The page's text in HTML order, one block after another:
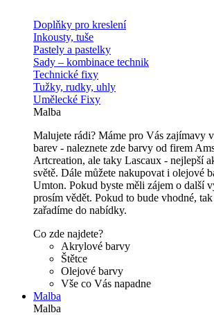
Doplňky pro kreslení
Inkousty, tuše
Pastely a pastelky
Sady – kombinace technik
Technické fixy
Tužky, rudky, uhly
Umělecké Fixy
Malba
Malujete rádi? Máme pro Vás zajímavy
barev - naleznete zde barvy od firem
Artcreation, ale taky Lascaux - nejlepší
světě. Dále můžete nakupovat i olejové
Umton. Pokud byste měli zájem o další
prosím vědět. Pokud to bude vhodné,
zařadíme do nabídky.
Co zde najdete?
Akrylové barvy
Štětce
Olejové barvy
Vše co Vás napadne
Malba
Malba